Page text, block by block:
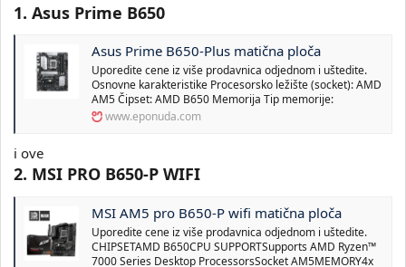
1. Asus Prime B650
Asus Prime B650-Plus matična ploča
Uporedite cene iz više prodavnica odjednom i uštedite.
Osnovne karakteristike Procesorsko ležište (socket): AMD
AM5 Čipset: AMD B650 Memorija Tip memorije:
www.eponuda.com
i ove
2. MSI PRO B650-P WIFI
MSI AM5 pro B650-P wifi matična ploča
Uporedite cene iz više prodavnica odjednom i uštedite.
CHIPSETAMD B650CPU SUPPORTSupports AMD Ryzen™
7000 Series Desktop ProcessorsSocket AM5MEMORY4x